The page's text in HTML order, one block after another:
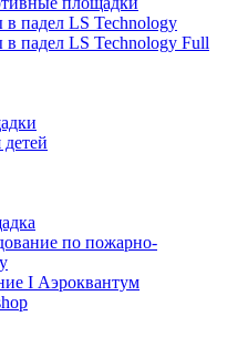
в падел LS Technology
в падел LS Technology Full
по пожарно-
I Аэроквантум